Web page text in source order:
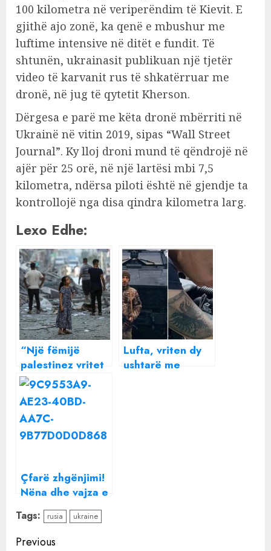
100 kilometra në veriperëndim të Kievit. E
gjithë ajo zonë, ka qenë e mbushur me
luftime intensive në ditët e fundit. Të
shtunën, ukrainasit publikuan një tjetër
video të karvanit rus të shkatërruar me
dronë, në jug të qytetit Kherson.
Dërgesa e parë me këta dronë mbërriti në
Ukrainë në vitin 2019, sipas “Wall Street
Journal”. Ky lloj droni mund të qëndrojë në
ajër për 25 orë, në një lartësi mbi 7,5
kilometra, ndërsa piloti është në gjendje ta
kontrollojë nga disa qindra kilometra larg.
Lexo Edhe:
“Një fëmijë
palestinez vritet
çdo 15 minuta”/
Lufta në Gaza,
më e
përgjakshmja për
fëmijët, mbi 1
Lufta, vriten dy
ushtarë me
Çfarë zhgënjimi!
Nëna dhe vajza e
njohur në
internet si
ushtare ukrainase
Tags: rusia ukraine
Continue
Previous